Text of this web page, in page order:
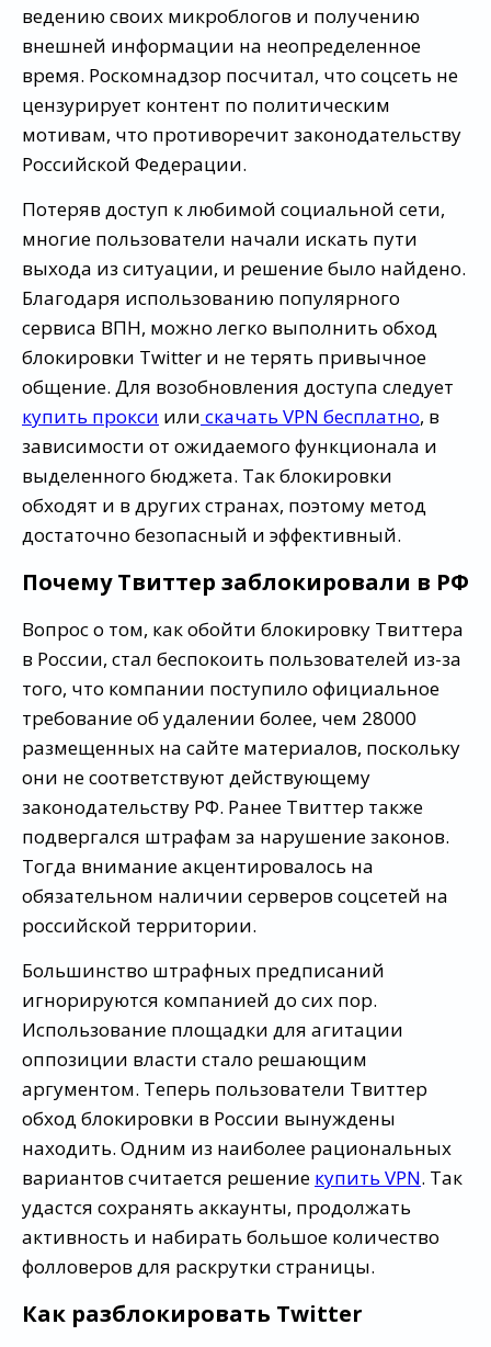
ведению своих микроблогов и получению
внешней информации на неопределенное
время. Роскомнадзор посчитал, что соцсеть не
цензурирует контент по политическим
мотивам, что противоречит законодательству
Российской Федерации.
Потеряв доступ к любимой социальной сети,
многие пользователи начали искать пути
выхода из ситуации, и решение было найдено.
Благодаря использованию популярного
сервиса ВПН, можно легко выполнить обход
блокировки Twitter и не терять привычное
общение. Для возобновления доступа следует
купить прокси или скачать VPN бесплатно, в
зависимости от ожидаемого функционала и
выделенного бюджета. Так блокировки
обходят и в других странах, поэтому метод
достаточно безопасный и эффективный.
Почему Твиттер заблокировали в РФ
Вопрос о том, как обойти блокировку Твиттера
в России, стал беспокоить пользователей из-за
того, что компании поступило официальное
требование об удалении более, чем 28000
размещенных на сайте материалов, поскольку
они не соответствуют действующему
законодательству РФ. Ранее Твиттер также
подвергался штрафам за нарушение законов.
Тогда внимание акцентировалось на
обязательном наличии серверов соцсетей на
российской территории.
Большинство штрафных предписаний
игнорируются компанией до сих пор.
Использование площадки для агитации
оппозиции власти стало решающим
аргументом. Теперь пользователи Твиттер
обход блокировки в России вынуждены
находить. Одним из наиболее рациональных
вариантов считается решение купить VPN. Так
удастся сохранять аккаунты, продолжать
активность и набирать большое количество
фолловеров для раскрутки страницы.
Как разблокировать Twitter